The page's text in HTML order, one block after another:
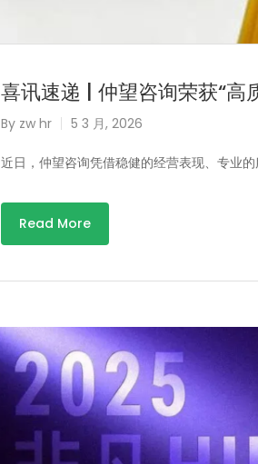
喜讯速递 | 仲望咨询荣获“高
By zw hr 5 3 月, 2026
近日，仲望咨询凭借稳健的经营表现、专业
Read More